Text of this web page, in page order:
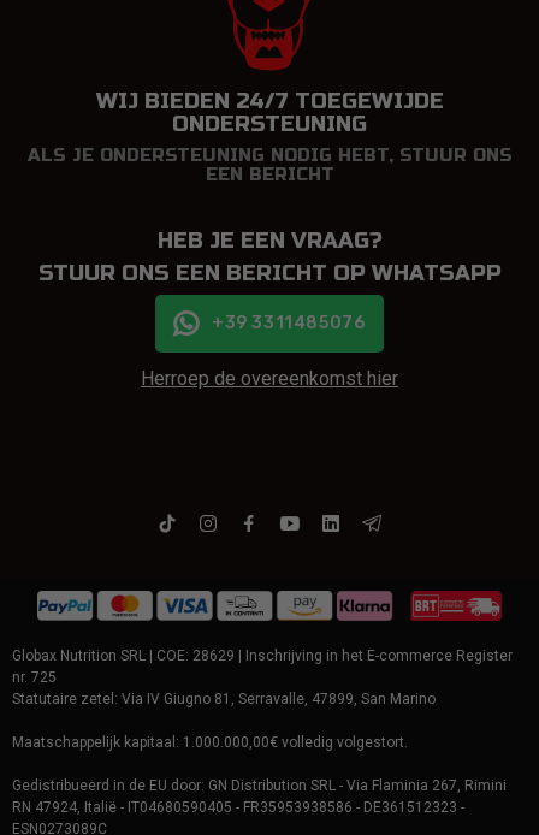
WIJ BIEDEN 24/7 TOEGEWIJDE
ONDERSTEUNING
ALS JE ONDERSTEUNING NODIG HEBT, STUUR ONS
EEN BERICHT
HEB JE EEN VRAAG?
STUUR ONS EEN BERICHT OP WHATSAPP
+39 3311485076
Herroep de overeenkomst hier
Globax Nutrition SRL | COE: 28629 | Inschrijving in het E-commerce Register
nr. 725
Statutaire zetel: Via IV Giugno 81, Serravalle, 47899, San Marino
Maatschappelijk kapitaal: 1.000.000,00€ volledig volgestort.
Gedistri­bueerd in de EU door: GN Distribution SRL - Via Flaminia 267, Rimini
RN 47924, Italië - IT04680590405 - FR35953938586 - DE361512323 -
ESN0273089C